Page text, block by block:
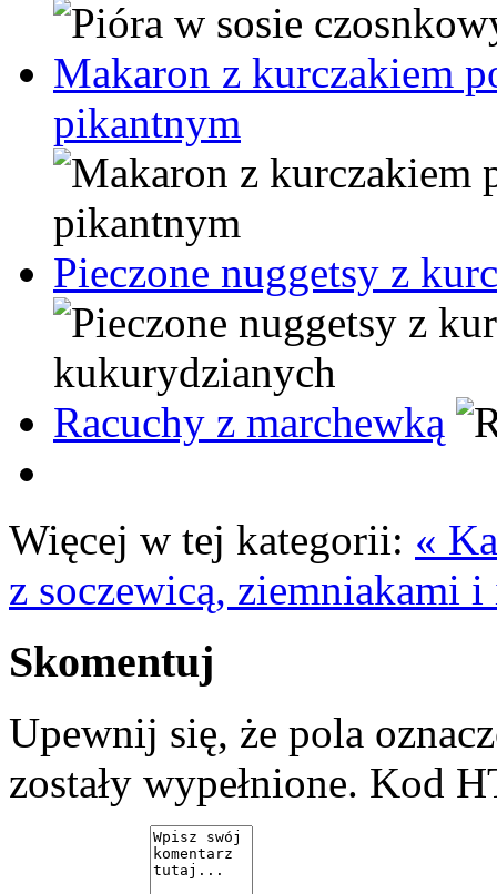
Makaron z kurczakiem
pikantnym
Pieczone nuggetsy z
Racuchy z marchewką
Więcej w tej kategorii: «
z soczewicą, ziemniakami
Skomentuj
Upewnij się, że pola
zostały wypełnione. Kod